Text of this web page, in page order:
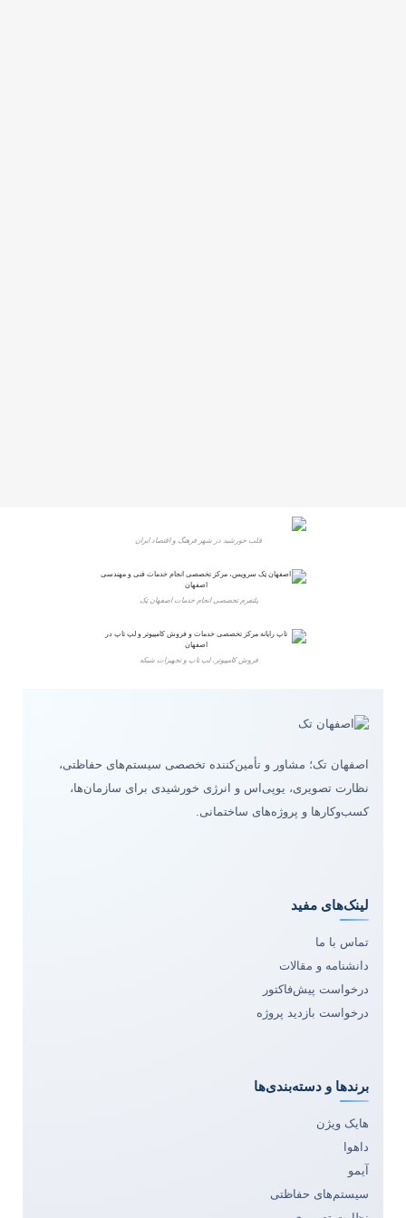
قلب خورشید در شهر فرهنگ و اقتصاد ایران
پلتفرم تخصصی انجام خدمات اصفهان تِک
فروش کامپیوتر، لپ تاپ و تجهیزات شبکه
اصفهان تک؛ مشاور و تأمین‌کننده تخصصی سیستم‌های حفاظتی،
نظارت تصویری، یوپی‌اس و انرژی خورشیدی برای سازمان‌ها،
کسب‌وکارها و پروژه‌های ساختمانی.
لینک‌های مفید
تماس با ما
دانشنامه و مقالات
درخواست پیش‌فاکتور
درخواست بازدید پروژه
برندها و دسته‌بندی‌ها
هایک ویژن
داهوا
آیمو
سیستم‌های حفاظتی